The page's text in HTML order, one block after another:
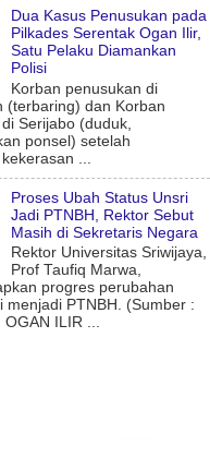
Dua Kasus Penusukan pada
Pilkades Serentak Ogan Ilir,
Satu Pelaku Diamankan
Polisi
Korban penusukan di
(terbaring) dan Korban
Serijabo (duduk,
ponsel) setelah
...
Proses Ubah Status Unsri
Jadi PTNBH, Rektor Sebut
Masih di Sekretaris Negara
Rektor Universitas Sriwijaya,
Prof Taufiq Marwa,
progres perubahan
menjadi PTNBH. (Sumber :
OGAN ILIR ...